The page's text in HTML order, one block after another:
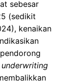
sebesar
(sedikit
kenaikan
underwriting